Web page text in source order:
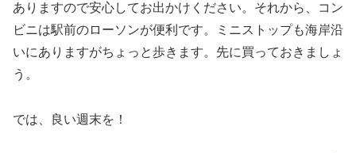
ありますので安心してお出かけください。それから、コン
ビニは駅前のローソンが便利です。ミニストップも海岸沿
いにありますがちょっと歩きます。先に買っておきましょ
う。
では、良い週末を！